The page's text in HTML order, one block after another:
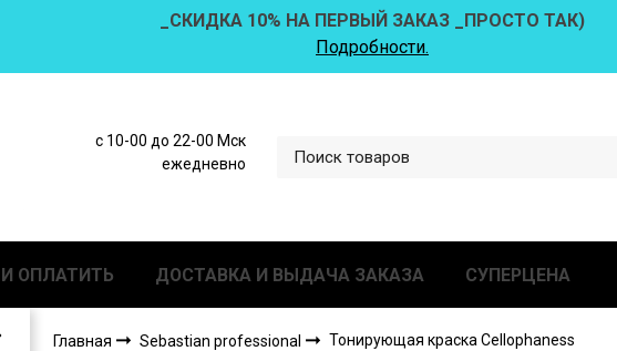
_СКИДКА 10% НА ПЕРВЫЙ ЗАКАЗ _ПРОСТО ТАК)
Подробности.
с 10-00 до 22-00 Мск
ежедневно
ОПЛАТИТЬ ДОСТАВКА И ВЫДАЧА ЗАКАЗА СУПЕРЦЕНА
Главная Sebastian professional Тонирующая краска Cellophaness